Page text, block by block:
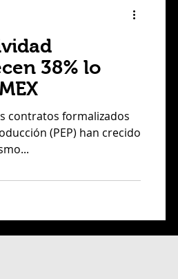
Ambiente
Estados
Rincón Pérez
38% lo
contratos formalizados
(PEP) han crecido